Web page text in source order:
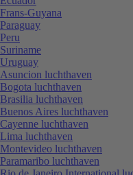
Frans-Guyana
Paraguay
Peru
Suriname
Uruguay
Asuncion luchthaven
Bogota luchthaven
Brasilia luchthaven
Buenos Aires luchthaven
Cayenne luchthaven
Lima luchthaven
Montevideo luchthaven
Paramaribo luchthaven